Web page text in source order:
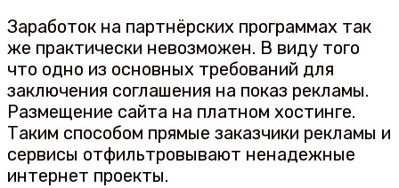
Заработок на партнёрских программах так
же практически невозможен. В виду того
что одно из основных требований для
заключения соглашения на показ рекламы.
Размещение сайта на платном хостинге.
Таким способом прямые заказчики рекламы и
сервисы отфильтровывают ненадежные
интернет проекты.